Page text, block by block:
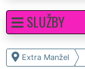
Extra Manžel
SLUŽBY